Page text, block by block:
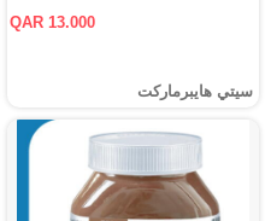
QAR 13.000
سيتي هايبرماركت